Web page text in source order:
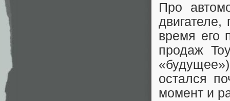
Про
время его
продаж
остался
момент и